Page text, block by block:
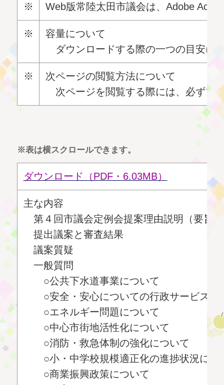
※ Web版常陸太田市議会は、Adobe
※
容量について
ダウンロードする際の一つの目安に
※
次ページの閲覧方法について
次ページを閲覧する際には、必ずブ
※表は横スクロールできます。
ダウンロード（PDF・6.03MB）
主な内容
第４回市議会定例会提案理由説明（要旨）
提出議案と審査結果
議案質疑
一般質問
○公共下水道事業について
○安全・安心についての行政サービスに
○エネルギー問題について
○中心市街地活性化について
○消防・救急体制の強化について
○小・中学校規模適正化の進捗状況につ
○商業振興政策について